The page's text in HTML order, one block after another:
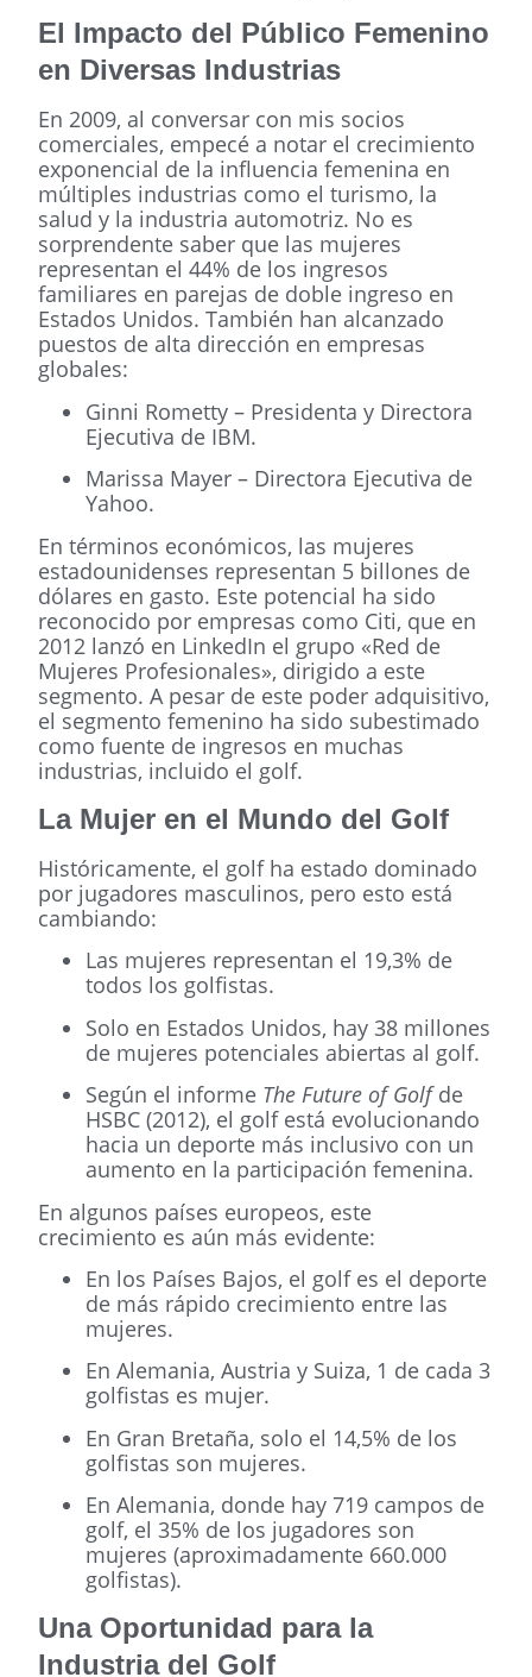
El Impacto del Público Femenino
en Diversas Industrias
En 2009, al conversar con mis socios
comerciales, empecé a notar el crecimiento
exponencial de la influencia femenina en
múltiples industrias como el turismo, la
salud y la industria automotriz. No es
sorprendente saber que las mujeres
representan el 44% de los ingresos
familiares en parejas de doble ingreso en
Estados Unidos. También han alcanzado
puestos de alta dirección en empresas
globales:
Ginni Rometty – Presidenta y Directora
Ejecutiva de IBM.
Marissa Mayer – Directora Ejecutiva de
Yahoo.
En términos económicos, las mujeres
estadounidenses representan 5 billones de
dólares en gasto. Este potencial ha sido
reconocido por empresas como Citi, que en
2012 lanzó en LinkedIn el grupo «Red de
Mujeres Profesionales», dirigido a este
segmento. A pesar de este poder adquisitivo,
el segmento femenino ha sido subestimado
como fuente de ingresos en muchas
industrias, incluido el golf.
La Mujer en el Mundo del Golf
Históricamente, el golf ha estado dominado
por jugadores masculinos, pero esto está
cambiando:
Las mujeres representan el 19,3% de
todos los golfistas.
Solo en Estados Unidos, hay 38 millones
de mujeres potenciales abiertas al golf.
Según el informe The Future of Golfde
HSBC (2012), el golf está evolucionando
hacia un deporte más inclusivo con un
aumento en la participación femenina.
En algunos países europeos, este
crecimiento es aún más evidente:
En los Países Bajos, el golf es el deporte
de más rápido crecimiento entre las
mujeres.
En Alemania, Austria y Suiza, 1 de cada 3
golfistas es mujer.
En Gran Bretaña, solo el 14,5% de los
golfistas son mujeres.
En Alemania, donde hay 719 campos de
golf, el 35% de los jugadores son
mujeres (aproximadamente 660.000
golfistas).
Una Oportunidad para la
Industria del Golf